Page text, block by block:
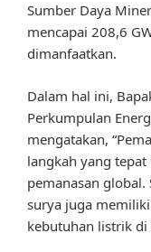
Sumber Daya
mencapai 208,6
dimanfaatkan.
Dalam hal ini,
Perkumpulan
mengatakan,
langkah yang
pemanasan
surya juga
kebutuhan listrik di